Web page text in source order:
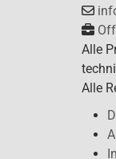
Alle
Alle